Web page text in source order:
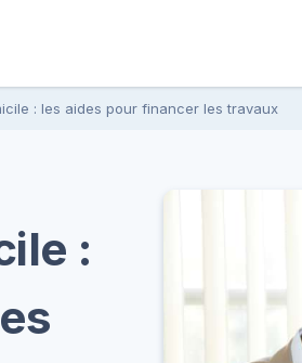
: les aides pour financer les travaux
: